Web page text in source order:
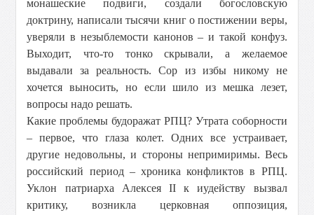
монашеские подвиги, создали богословскую
доктрину, написали тысячи книг о постижении веры,
уверяли в незыблемости канонов – и такой конфуз.
Выходит, что-то тонко скрывали, а желаемое
выдавали за реальность. Сор из избы никому не
хочется выносить, но если шило из мешка лезет,
вопросы надо решать.
Какие проблемы будоражат РПЦ? Утрата соборности
– первое, что глаза колет. Одних все устраивает,
другие недовольны, и стороны непримиримы. Весь
российский период – хроника конфликтов в РПЦ.
Уклон патриарха Алексея II к иудейству вызвал
критику, возникла церковная оппозиция,